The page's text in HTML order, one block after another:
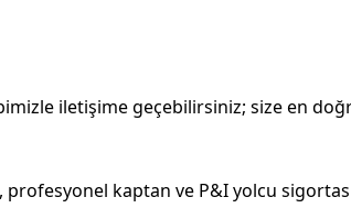
iletişime geçebilirsiniz; size en
kaptan ve P&I yolcu